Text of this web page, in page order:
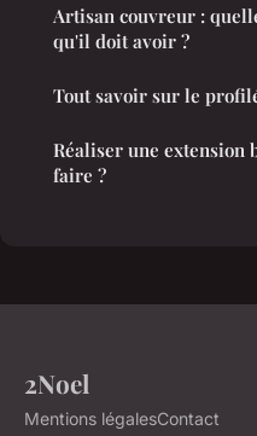
Artisan couvreur :
qu'il doit avoir ?
Tout savoir sur le
Réaliser une extension
faire ?
2Noel
Mentions légalesContact